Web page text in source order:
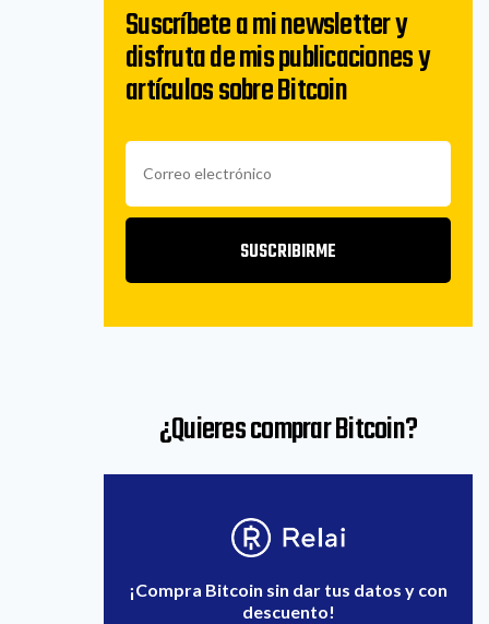
Suscríbete a mi newsletter y
disfruta de mis publicaciones y
artículos sobre Bitcoin
SUSCRIBIRME
¿Quieres comprar Bitcoin?
¡Compra Bitcoin sin dar tus datos y con
descuento!